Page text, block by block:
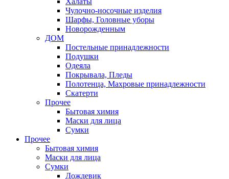
Чулочно-носочные изделия
Шарфы, Головные уборы
Новорожденным
ДОМ
Постельные принадлежности
Подушки
Одеяла
Покрывала, Пледы
Полотенца, Махровые принадлежности
Скатерти
Прочее
Бытовая химия
Маски для лица
Сумки
Прочее
Бытовая химия
Маски для лица
Сумки
Дождевик